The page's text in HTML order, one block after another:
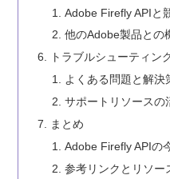
Adobe Firefly APIと
他のAdobe製品との
トラブルシューティン
よくある問題と解決
サポートリソースの
まとめ
Adobe Firefly APIの
参考リンクとリソー